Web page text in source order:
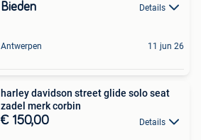
Bieden Details
Antwerpen 11 jun 26
harley davidson street glide solo seat
zadel merk corbin
€ 150,00 Details